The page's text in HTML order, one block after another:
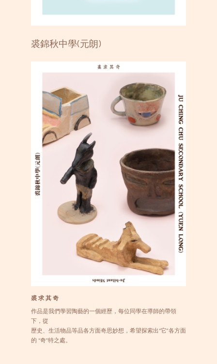
裘錦秋中學(元朗)
裘 求 其 奇
作品是我們學習陶藝的一個經歷，每位同學在導師的帶領
下，從
歷史、生活物品等品各方面奇思妙想，希望探索出“它”各方面
的 “奇”特之處。